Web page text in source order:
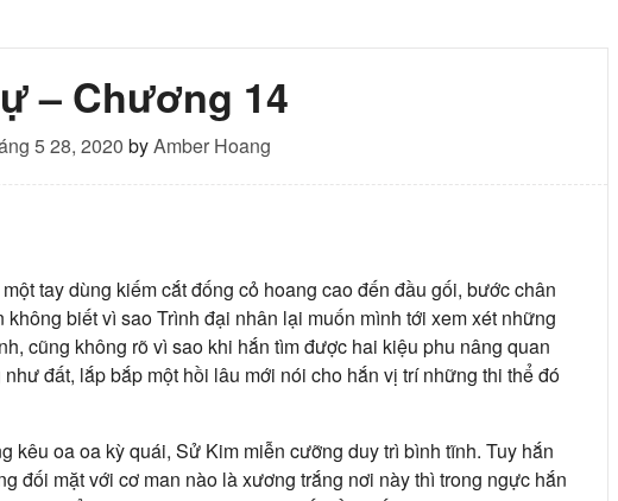
sự
Chương
– Chương 14
5 28, 2020 byAmber Hoang
tay dùng kiếm cắt đống cỏ hoang cao đến đầu gối, bước chân
biết vì sao Trình đại nhân lại muốn mình tới xem xét những
cũng không rõ vì sao khi hắn tìm được hai kiệu phu nâng quan
đất, lắp bắp một hồi lâu mới nói cho hắn vị trí những thi thể đó
kêu oa oa kỳ quái, Sử Kim miễn cưỡng duy trì bình tĩnh. Tuy hắn
đối mặt với cơ man nào là xương trắng nơi này thì trong ngực hắn